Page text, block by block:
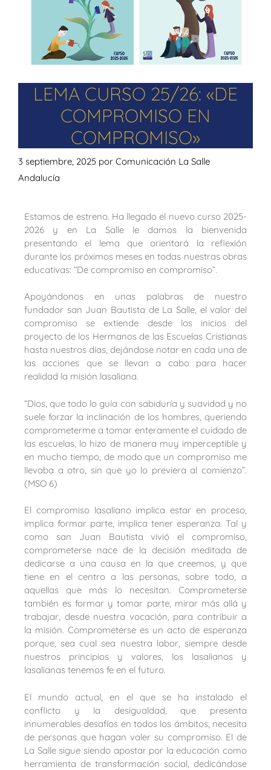
LEMA CURSO 25/26: «DE
COMPROMISO EN
COMPROMISO»
3 septiembre, 2025 por Comunicación La Salle
Andalucía
Estamos de estreno. Ha llegado el nuevo curso 2025-
2026 y en La Salle le damos la bienvenida
presentando el lema que orientará la reflexión
durante los próximos meses en todas nuestras obras
educativas: “De compromiso en compromiso”.
Apoyándonos en unas palabras de nuestro
fundador san Juan Bautista de La Salle, el valor del
compromiso se extiende desde los inicios del
proyecto de los Hermanos de las Escuelas Cristianas
hasta nuestros días, dejándose notar en cada una de
las acciones que se llevan a cabo para hacer
realidad la misión lasaliana.
“Dios, que todo lo guía con sabiduría y suavidad y no
suele forzar la inclinación de los hombres, queriendo
comprometerme a tomar enteramente el cuidado de
las escuelas, lo hizo de manera muy imperceptible y
en mucho tiempo, de modo que un compromiso me
llevaba a otro, sin que yo lo previera al comienzo”.
(MSO 6)
El compromiso lasaliano implica estar en proceso,
implica formar parte, implica tener esperanza. Tal y
como san Juan Bautista vivió el compromiso,
comprometerse nace de la decisión meditada de
dedicarse a una causa en la que creemos, y que
tiene en el centro a las personas, sobre todo, a
aquellas que más lo necesitan. Comprometerse
también es formar y tomar parte, mirar más allá y
trabajar, desde nuestra vocación, para contribuir a
la misión. Comprometerse es un acto de esperanza
porque, sea cual sea nuestra labor, siempre desde
nuestros principios y valores, los lasalianos y
lasalianas tenemos fe en el futuro.
El mundo actual, en el que se ha instalado el
conflicto y la desigualdad, que presenta
innumerables desafíos en todos los ámbitos, necesita
de personas que hagan valer su compromiso. El de
La Salle sigue siendo apostar por la educación como
herramienta de transformación social, dedicándose